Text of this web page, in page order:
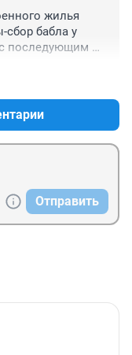
жилья
сбор бабла у
последующим
Отправить